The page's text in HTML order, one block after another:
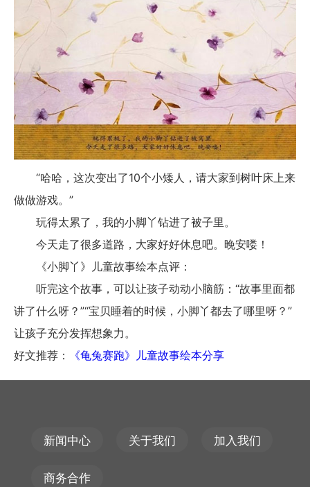
“哈哈，这次变出了10个小矮人，请大家到树叶床上来
做做游戏。”
玩得太累了，我的小脚丫钻进了被子里。
今天走了很多道路，大家好好休息吧。晚安喽！
《小脚丫》儿童故事绘本点评：
听完这个故事，可以让孩子动动小脑筋：“故事里面都
讲了什么呀？”“宝贝睡着的时候，小脚丫都去了哪里呀？”
让孩子充分发挥想象力。
好文推荐：
《龟兔赛跑》儿童故事绘本分享
新闻中心 关于我们 加入我们
商务合作